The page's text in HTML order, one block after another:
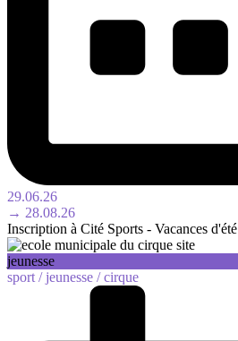
29.06.26
→ 28.08.26
Inscription à Cité Sports - Vacances d'été
jeunesse
sport /jeunesse /cirque